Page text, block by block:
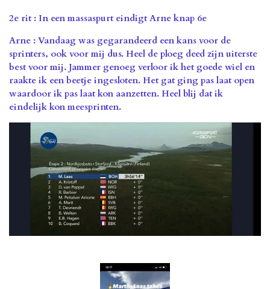
2e rit : In een massaspurt eindigt Arne knap 6e
Arne : Vandaag was gegarandeerd een kans voor de
sprinters, ook voor mij dus. Heel de ploeg deed zijn uiterste
best voor mij. Jammer genoeg verloor ik het goede wiel en
raakte ik een beetje ingesloten. Het gat ging pas laat open
waardoor ik pas laat kon aanzetten. Heel blij dat ik
eindelijk kon meesprinten.